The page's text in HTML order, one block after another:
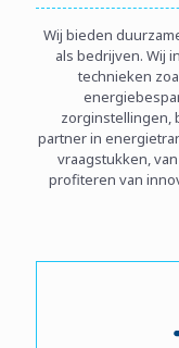
Wij bieden
als bedrijven. Wij
technieken
zorginstellingen,
partner in
vraagstukken,
profiteren van